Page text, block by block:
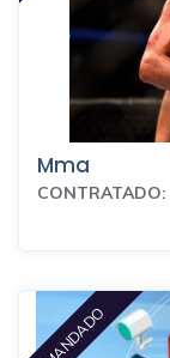
Mma
CONTRATADO: